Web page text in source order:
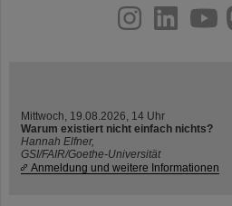
youtube
helmholtz.social
facebook
Mittwoch, 19.08.2026, 14 Uhr
Warum existiert nicht einfach nichts?
Hannah Elfner,
GSI/FAIR/Goethe-Universität
Anmeldung und weitere Informationen